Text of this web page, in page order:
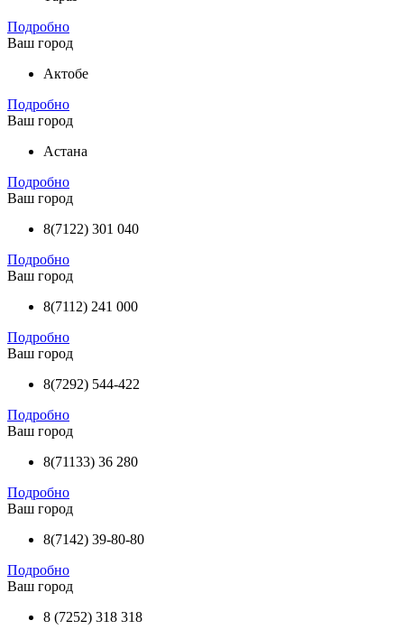
Подробно
Ваш город
Актобе
Подробно
Ваш город
Астана
Подробно
Ваш город
8(7122) 301 040
Подробно
Ваш город
8(7112) 241 000
Подробно
Ваш город
8(7292) 544-422
Подробно
Ваш город
8(71133) 36 280
Подробно
Ваш город
8(7142) 39-80-80
Подробно
Ваш город
8 (7252) 318 318